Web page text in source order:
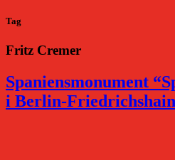
Tag
Fritz Cremer
Spaniensmonument
i Berlin-Friedrichshain